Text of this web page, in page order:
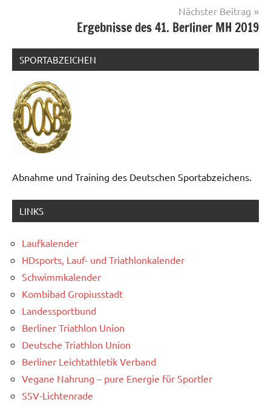
Nächster Beitrag
Ergebnisse des 41. Berliner MH 2019
SPORTABZEICHEN
Abnahme und Training des Deutschen Sportabzeichens.
LINKS
Laufkalender
HDsports, Lauf- und Triathlonkalender
Schwimmkalender
Kombibad Gropiusstadt
Landessportbund
Berliner Triathlon Union
Deutsche Triathlon Union
Berliner Leichtathletik Verband
Vegane Nahrung – pure Energie für Sportler
SSV-Lichtenrade